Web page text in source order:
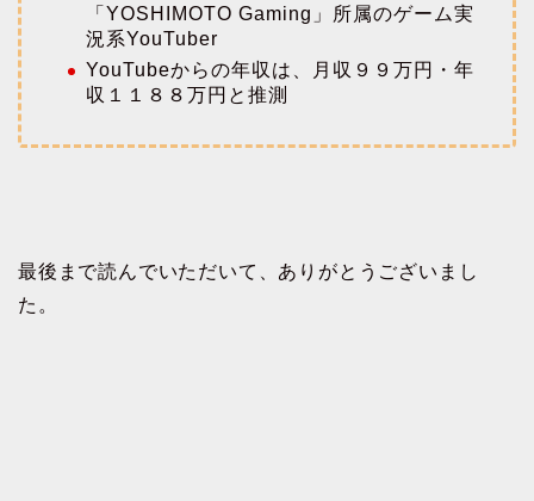
「YOSHIMOTO Gaming」所属のゲーム実
況系YouTuber
YouTubeからの年収は、月収９９万円・年
収１１８８万円と推測
最後まで読んでいただいて、ありがとうございまし
た。